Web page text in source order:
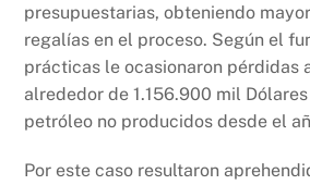
presupuestarias, obteniendo
regalías en el proceso. Según el
prácticas le ocasionaron pérdidas
alrededor de 1.156.900 mil
petróleo no producidos desde el
Por este caso resultaron